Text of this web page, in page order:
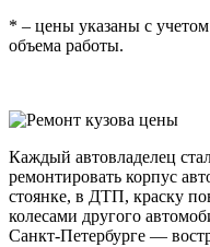
* – цены указаны с
объема работы.
Каждый автовладелец
ремонтировать корпус
стоянке, в ДТП, краску
колесами другого
Санкт-Петербурге —